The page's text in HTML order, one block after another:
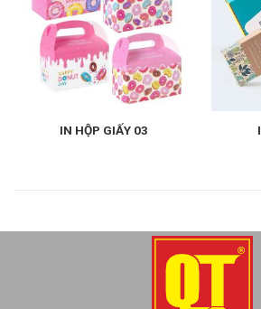
IN HỘP GIẤY 03